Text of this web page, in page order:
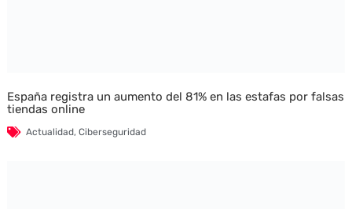
España registra un aumento del 81% en las estafas por falsas
tiendas online
Actualidad, Ciberseguridad